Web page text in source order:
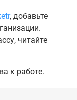
, добавьте
читайте
к работе.